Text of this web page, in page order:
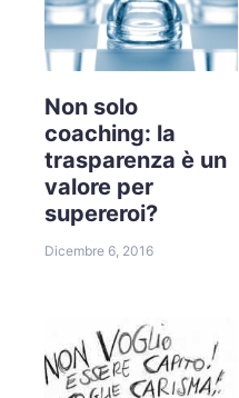
Non solo
coaching: la
trasparenza è un
valore per
supereroi?
Dicembre 6, 2016